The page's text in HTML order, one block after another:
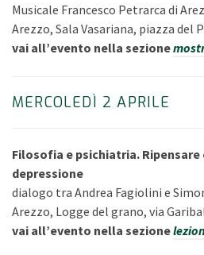
Musicale Francesco Petrarca di
Arezzo, Sala Vasariana, piazza del
vai all’evento nella sezione
MERCOLEDÌ 2 APRILE
Filosofia e psichiatria.
depressione
dialogo tra Andrea Fagiolini e
Arezzo, Logge del grano, via
vai all’evento nella sezione